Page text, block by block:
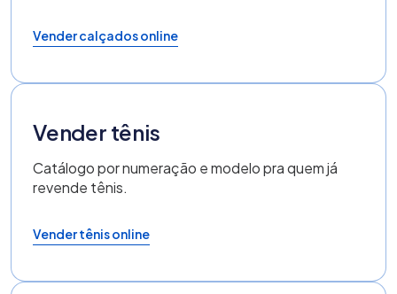
Vender calçados online
Vender tênis
Catálogo por numeração e modelo pra quem já
revende tênis.
Vender tênis online